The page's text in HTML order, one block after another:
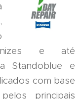
e até
Standoblue e
com base
principais